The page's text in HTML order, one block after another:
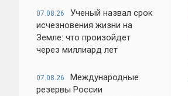
07.08.26
Ученый назвал срок
исчезновения жизни на
Земле: что произойдет
через миллиард лет
07.08.26
Международные
резервы России